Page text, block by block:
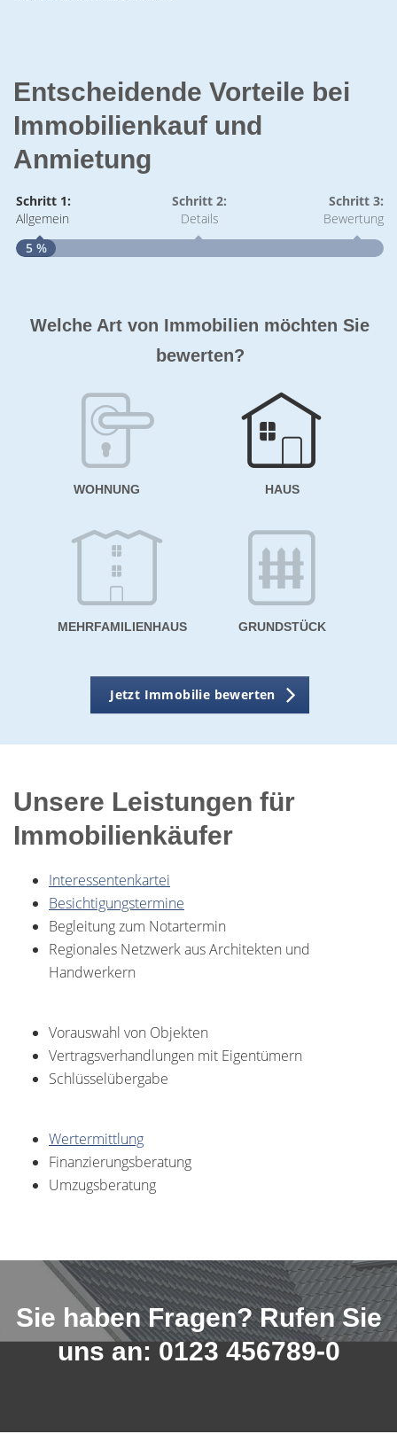
Entscheidende Vorteile bei
Immobilienkauf und
Anmietung
Schritt 1:
Allgemein
Schritt 2:
Details
Schritt 3:
Bewertung
5 %
Welche Art von Immobilien möchten Sie
bewerten?
WOHNUNG HAUS
MEHRFAMILIENHAUS GRUNDSTÜCK
Jetzt Immobilie bewerten
Unsere Leistungen für
Immobilienkäufer
Interessentenkartei
Besichtigungstermine
Begleitung zum Notartermin
Regionales Netzwerk aus Architekten und
Handwerkern
Vorauswahl von Objekten
Vertragsverhandlungen mit Eigentümern
Schlüsselübergabe
Wertermittlung
Finanzierungsberatung
Umzugsberatung
Sie haben Fragen? Rufen Sie
uns an: 0123 456789-0